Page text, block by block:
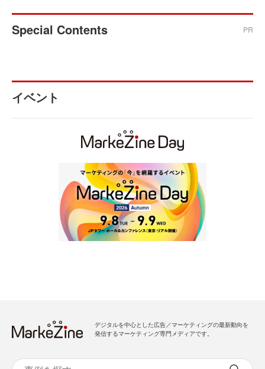
Special Contents PR
イベント
デジタルを中心とした広告／マーケティングの最新動向を
発信するマーケティング専門メディアです。